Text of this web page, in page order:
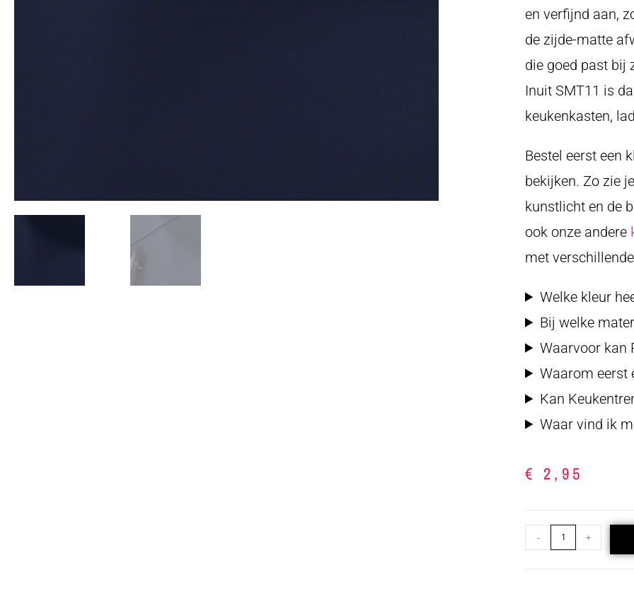
en verfijnd aan,
de zijde-matte
die goed past bij
Inuit SMT11 is
keukenkasten,
Bestel eerst een
bekijken. Zo zie
kunstlicht en de
ook onze andere
met
Welke kleur
Bij welke
Waarvoor kan
Waarom eerst
Kan
Waar vind ik
€ 2,95
- +